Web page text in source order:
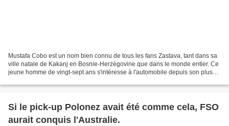
Mustafa Cobo est un nom bien connu de tous les fans Zastava, tant dans sa
ville natale de Kakanj en Bosnie-Herzégovine que dans le monde entier. Ce
jeune homme de vingt-sept ans s'intéresse à l'automobile depuis son plus
Si le pick-up Polonez avait été comme cela, FSO
aurait conquis l'Australie.